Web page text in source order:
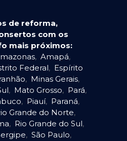
de reforma,
com os
mais próximos:
, Amapá,
Federal, Espírito
, Minas Gerais,
, Mato Grosso, Pará,
, Piauí, Paraná,
Grande do Norte,
, Rio Grande do Sul,
, São Paulo,